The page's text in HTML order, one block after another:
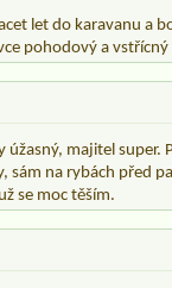
let do karavanu a
pohodový a vstřícný
úžasný, majitel super.
sám na rybách před
se moc těším.